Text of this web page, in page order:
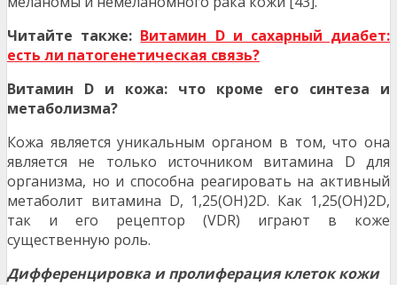
Читайте также: Витамин D и сахарный диабет:
есть ли патогенетическая связь?
Витамин D и кожа: что кроме его синтеза и
метаболизма?
Кожа является уникальным органом в том, что она
является не только источником витамина D для
организма, но и способна реагировать на активный
метаболит витамина D, 1,25(OH)2D. Как 1,25(OH)2D,
так и его рецептор (VDR) играют в коже
существенную роль.
Дифференцировка и пролиферация клеток кожи